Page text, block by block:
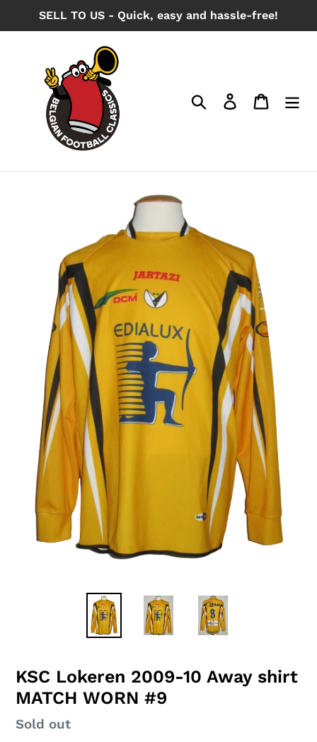
SELL TO US - Quick, easy and hassle-free!
Search Log in Cart
KSC Lokeren 2009-10 Away shirt
MATCH WORN #9
Regular
Sold out